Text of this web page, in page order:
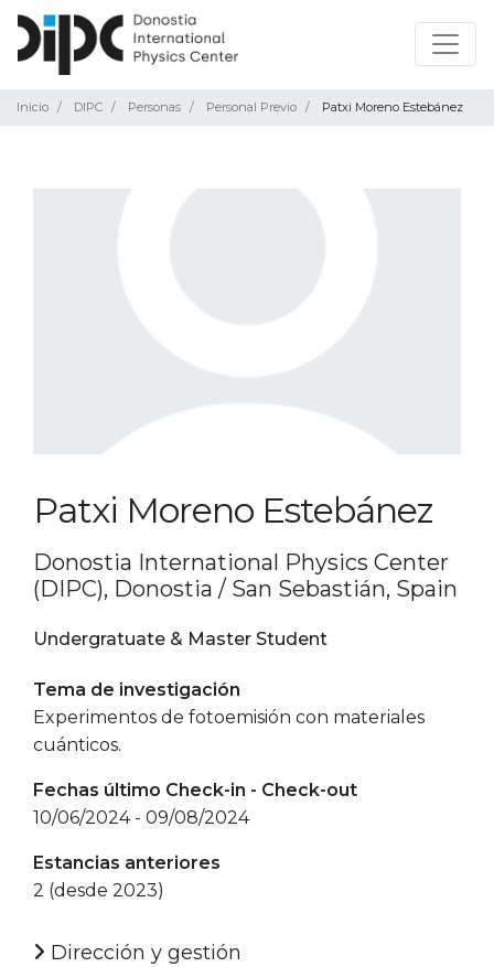
Inicio DIPC Personas Personal Previo Patxi Moreno Estebánez
Patxi Moreno Estebánez
Donostia International Physics Center
(DIPC), Donostia / San Sebastián, Spain
Undergratuate & Master Student
Tema de investigación
Experimentos de fotoemisión con materiales
cuánticos.
Fechas último Check-in - Check-out
10/06/2024 - 09/08/2024
Estancias anteriores
2 (desde 2023)
Dirección y gestión